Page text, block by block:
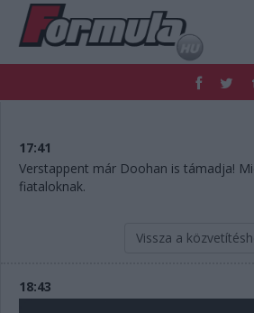
FORMULA
NEMZETKÖZI
HAZAI
RETRO
17:41
Verstappent már Doohan is támadja!
fiataloknak.
Vissza a
18:43